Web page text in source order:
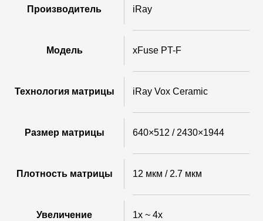
Производитель iRay
Модель xFuse PT-F
Технология матрицы iRay Vox Ceramic
Размер матрицы 640×512 / 2430×1944
Плотность матрицы 12 мкм / 2.7 мкм
Увеличение 1x ~ 4x